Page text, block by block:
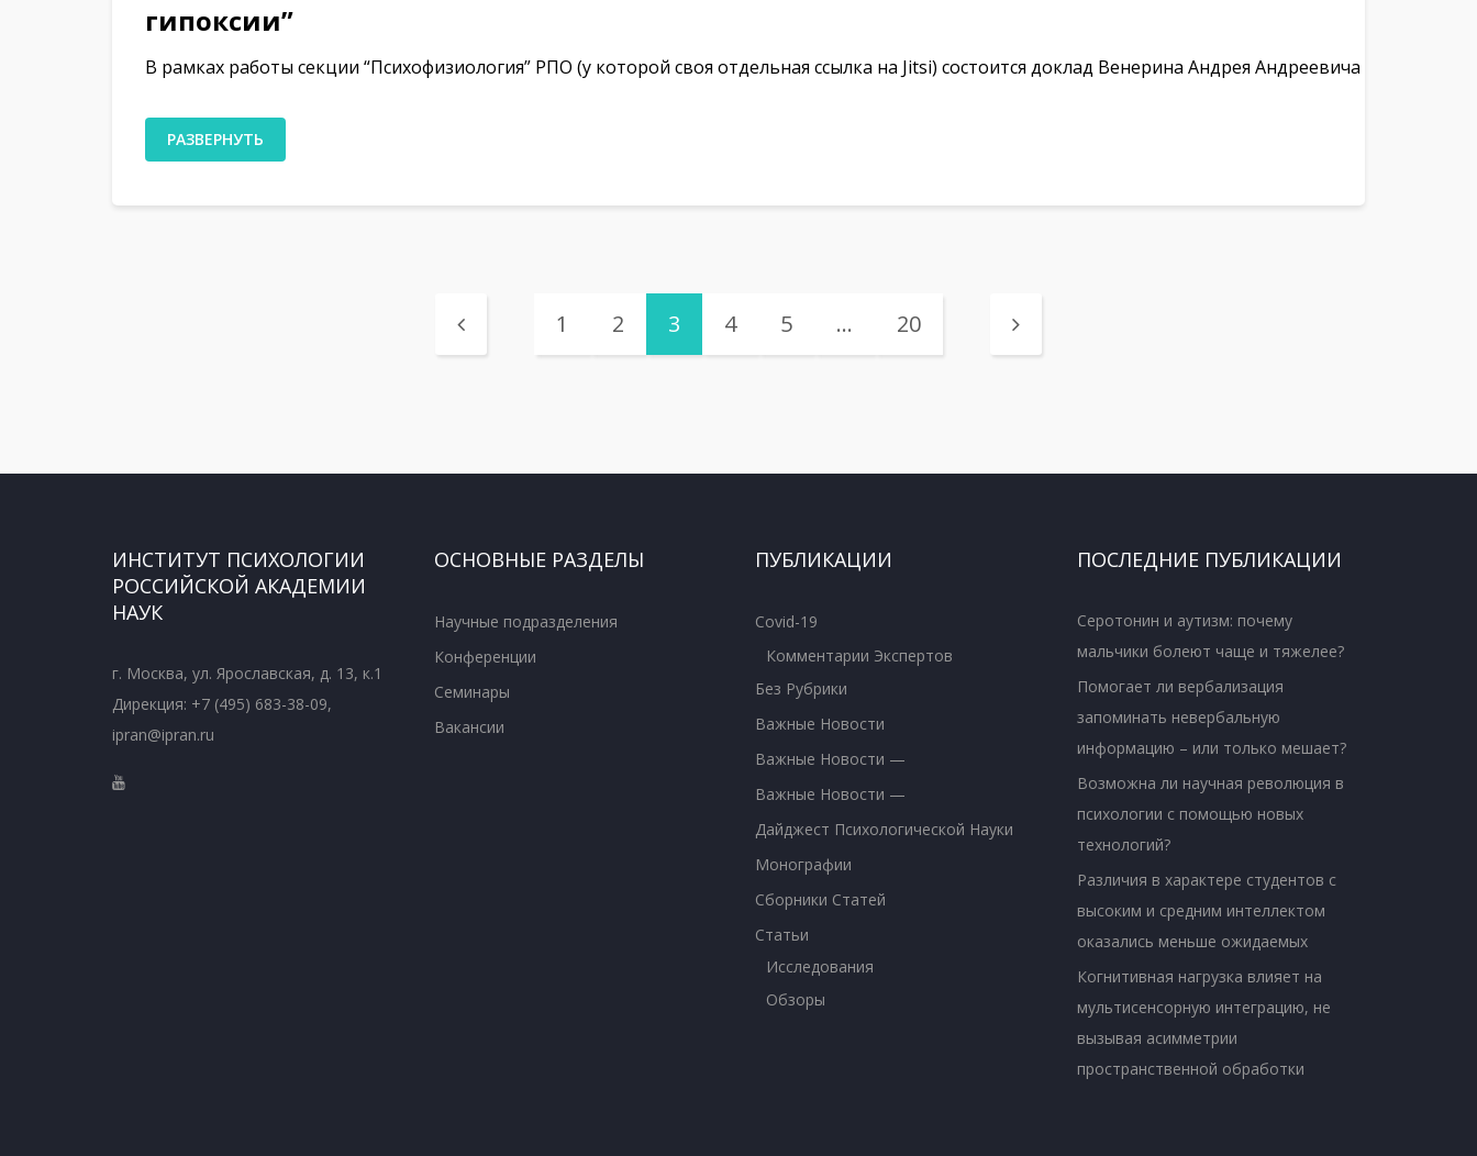
гипоксии”
В рамках работы секции “Психофизиология” РПО (у которой своя отдельная ссылка на Jitsi) состоится доклад Венерина Андрея Андреевича
РАЗВЕРНУТЬ
1 2 3 4 5 … 20
ИНСТИТУТ ПСИХОЛОГИИ
РОССИЙСКОЙ АКАДЕМИИ
НАУК
г. Москва, ул. Ярославская, д. 13, к.1
Дирекция: +7 (495) 683-38-09,
ipran@ipran.ru
ОСНОВНЫЕ РАЗДЕЛЫ
Научные подразделения
Конференции
Семинары
Вакансии
ПУБЛИКАЦИИ
Covid-19
Комментарии Экспертов
Без Рубрики
Важные Новости
Важные Новости —
Важные Новости —
Дайджест Психологической Науки
Монографии
Сборники Статей
Статьи
Исследования
Обзоры
ПОСЛЕДНИЕ ПУБЛИКАЦИИ
Серотонин и аутизм: почему
мальчики болеют чаще и тяжелее?
Помогает ли вербализация
запоминать невербальную
информацию – или только мешает?
Возможна ли научная революция в
психологии с помощью новых
технологий?
Различия в характере студентов с
высоким и средним интеллектом
оказались меньше ожидаемых
Когнитивная нагрузка влияет на
мультисенсорную интеграцию, не
вызывая асимметрии
пространственной обработки